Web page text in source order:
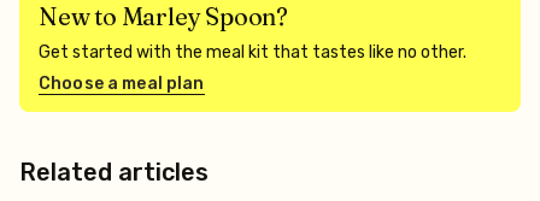
New to Marley Spoon?
Get started with the meal kit that tastes like no other.
Choose a meal plan
Related articles